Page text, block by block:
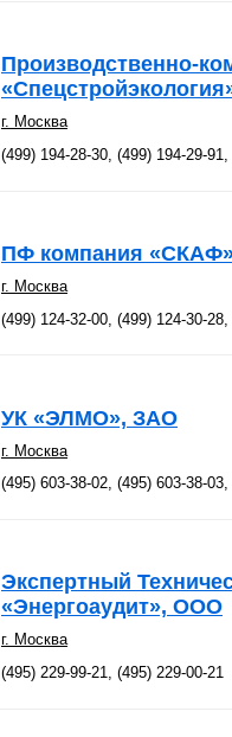
Производственно-
г. Москва
(499) 194-28-30, (499) 194-29-
ПФ компания
г. Москва
(499) 124-32-00, (499) 124-30-
УК «ЭЛМО», ЗАО
г. Москва
(495) 603-38-02, (495) 603-38-
Экспертный
«Энергоаудит», ООО
г. Москва
(495) 229-99-21, (495) 229-00-21